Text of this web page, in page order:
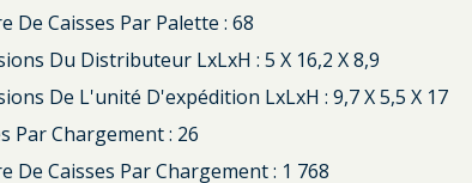
De Caisses Par Palette : 68
Du Distributeur LxLxH : 5 X 16,2 X 8,9
De L'unité D'expédition LxLxH : 9,7 X 5,5 X 17
Par Chargement : 26
De Caisses Par Chargement : 1 768